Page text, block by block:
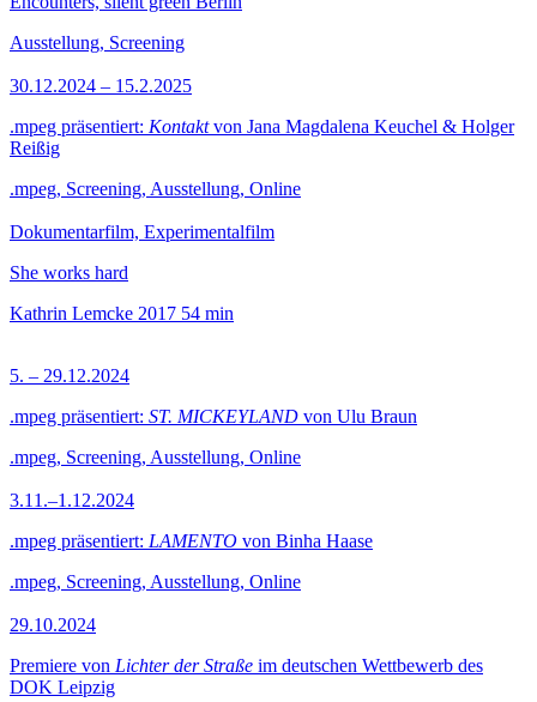
Ausstellung, Screening
30.12.2024 – 15.2.2025
.mpeg präsentiert: Kontaktvon Jana Magdalena Keuchel & Holger
Reißig
.mpeg, Screening, Ausstellung, Online
Dokumentarfilm, Experimentalfilm
She works hard
Kathrin Lemcke 2017 54 min
5. – 29.12.2024
.mpeg präsentiert: ST. MICKEYLAND von Ulu Braun
.mpeg, Screening, Ausstellung, Online
3.11.–1.12.2024
.mpeg präsentiert: LAMENTO von Binha Haase
.mpeg, Screening, Ausstellung, Online
29.10.2024
Premiere von Lichter der Straße im deutschen Wettbewerb des
DOK Leipzig